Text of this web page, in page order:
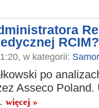
RCIM?
w kategorii:
po
Asseco Poland.
więcej »